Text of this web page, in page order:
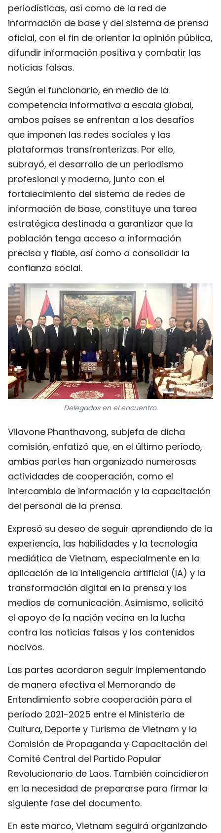
periodísticas, así como de la red de
información de base y del sistema de prensa
oficial, con el fin de orientar la opinión pública,
difundir información positiva y combatir las
noticias falsas.
Según el funcionario, en medio de la
competencia informativa a escala global,
ambos países se enfrentan a los desafíos
que imponen las redes sociales y las
plataformas transfronterizas. Por ello,
subrayó, el desarrollo de un periodismo
profesional y moderno, junto con el
fortalecimiento del sistema de redes de
información de base, constituye una tarea
estratégica destinada a garantizar que la
población tenga acceso a información
precisa y fiable, así como a consolidar la
confianza social.
Delegados en el encuentro.
Vilavone Phanthavong, subjefa de dicha
comisión, enfatizó que, en el último período,
ambas partes han organizado numerosas
actividades de cooperación, como el
intercambio de información y la capacitación
del personal de la prensa.
Expresó su deseo de seguir aprendiendo de la
experiencia, las habilidades y la tecnología
mediática de Vietnam, especialmente en la
aplicación de la inteligencia artificial (IA) y la
transformación digital en la prensa y los
medios de comunicación. Asimismo, solicitó
el apoyo de la nación vecina en la lucha
contra las noticias falsas y los contenidos
nocivos.
Las partes acordaron seguir implementando
de manera efectiva el Memorando de
Entendimiento sobre cooperación para el
período 2021-2025 entre el Ministerio de
Cultura, Deporte y Turismo de Vietnam y la
Comisión de Propaganda y Capacitación del
Comité Central del Partido Popular
Revolucionario de Laos. También coincidieron
en la necesidad de prepararse para firmar la
siguiente fase del documento.
En este marco, Vietnam seguirá organizando